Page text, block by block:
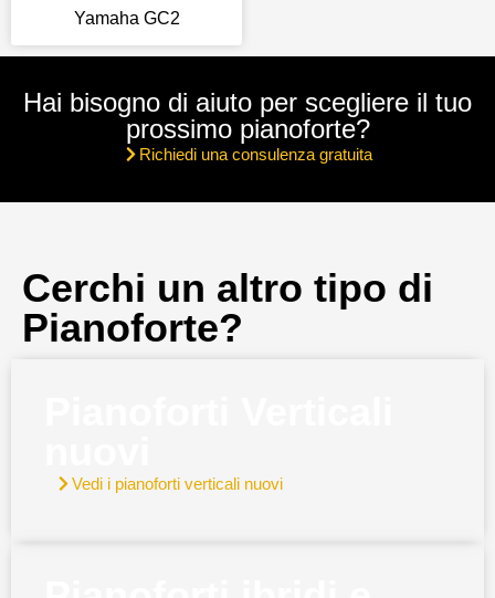
Yamaha GC2
Hai bisogno di aiuto per scegliere il tuo
prossimo pianoforte?
Richiedi una consulenza gratuita
Cerchi un altro tipo di
Pianoforte?
Vedi i pianoforti verticali nuovi